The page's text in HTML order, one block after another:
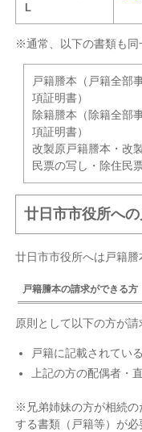
L
※通常、以下の書類も同
戸籍謄本（戸籍全部
項証明書）
除籍謄本（除籍全部
項証明書）
改製原戸籍謄本・改
民票の写し・除住民
廿日市市役所へ
廿日市市役所へは戸籍謄
戸籍謄本の請求ができる方
原則として以下の方が請
戸籍に記載されてい
上記の方の配偶者・
※兄弟姉妹の方が相続の
する書類（戸籍等）が必